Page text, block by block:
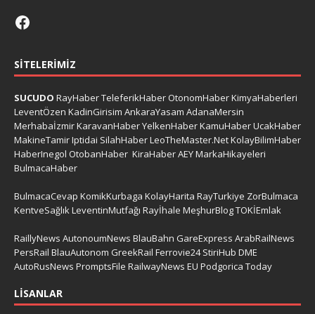
SITELERIMIZ
SUCUDO RayHaberTeleferikHaber OtonomHaberKimyaHaberleri
LeventÖzen KadinGirisim AnkaraYasam AdanaMersin
MerhabaİzmirKaravanHaberYelkenHaberKamuHaberUcakHaber
MakineTamirIptidai SilahHaberLeoTheMaster.NetKolayBilimHaber
HaberInegol OtobanHaber KiraHaberAEYMarkaHikayeleri
BulmacaHaber
BulmacaCevap KomikKurbaga KolayHarita RayTurkiye ZorBulmaca
KentveSağlıkLeventinMutfağı Rayİhale MeşhurBlogTOKİEmlak
RaillyNews AutonoumNews BlauBahn GareExpress ArabRailNews
PersRail BlauAutonom GreekRail Ferrovie24 StiriHub DME
AutoRusNews PromptsFile RailwayNews EU Podgorica Today
LISANLAR